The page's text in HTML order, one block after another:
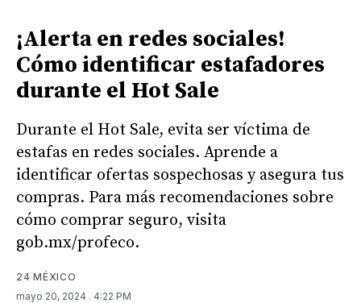
¡Alerta en redes sociales!
Cómo identificar estafadores
durante el Hot Sale
Durante el Hot Sale, evita ser víctima de
estafas en redes sociales. Aprende a
identificar ofertas sospechosas y asegura tus
compras. Para más recomendaciones sobre
cómo comprar seguro, visita
gob.mx/profeco.
24 MÉXICO
mayo 20, 2024 . 4:22 PM